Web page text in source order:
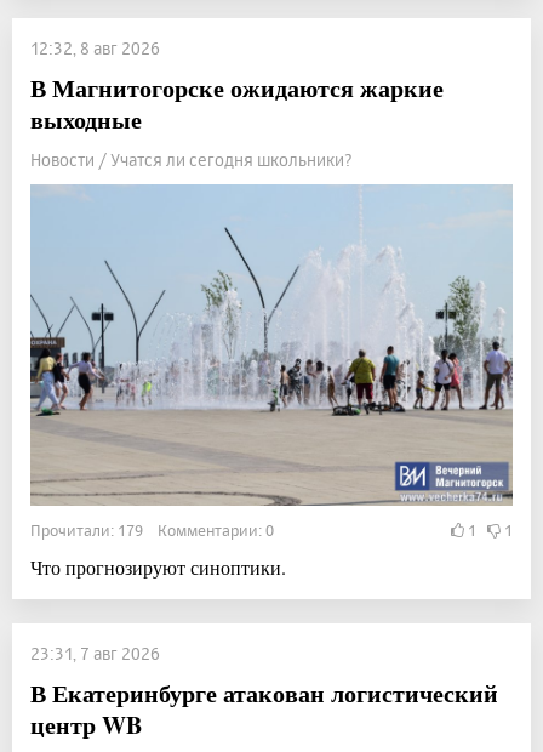
12:32, 8 авг 2026
В Магнитогорске ожидаются жаркие
выходные
Новости / Учатся ли сегодня школьники?
Прочитали: 179 Комментарии: 0 1 1
Что прогнозируют синоптики.
23:31, 7 авг 2026
В Екатеринбурге атакован логистический
центр WB